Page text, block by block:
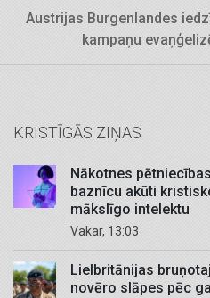
Austrijas Burgenlandes
kampaņu
KRISTĪGĀS ZIŅAS
Nākotnes
baznīcu akūti
mākslīgo intelektu
Vakar, 13:03
Lielbritānijas
novēro slāpes pēc